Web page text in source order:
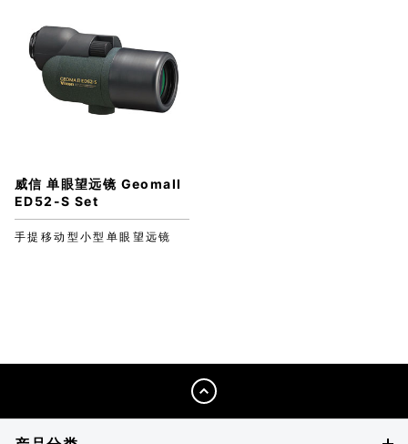
威信 单眼望远镜 GeomaII
ED52-S Set
手提移动型小型单眼望远镜